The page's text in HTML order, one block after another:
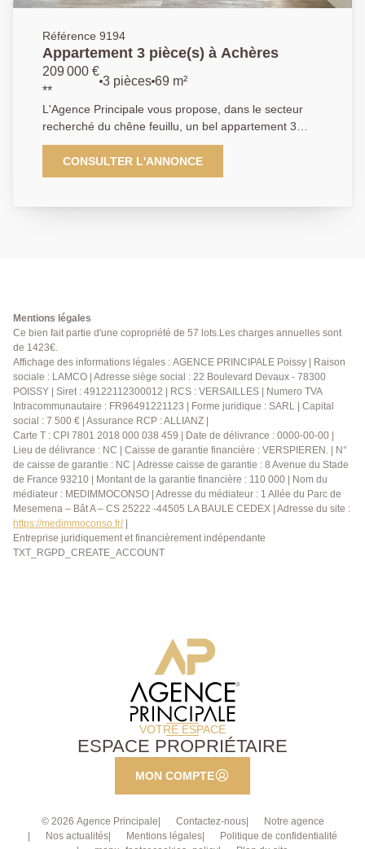
Référence 9194
Appartement 3 pièce(s) à Achères
209 000 €
**
3 pièces 69 m²
L'Agence Principale vous propose, dans le secteur
recherché du chêne feuillu, un bel appartement 3
pièces de 69m² situé au 3? et dernier étage d'une une
résidence familiale et sécurisée. Il se compose d'une
entrée avec rangements, d'un séjour convivial ouvrant
stationnement libres dans la résidence complètent ce
bien. Cet appartement vous offre un cadre de vie
paisible et verdoyant, à proximité des commerces et
des écoles. A visiter sans attendre !!! AGENCE
PRINCIPALE: 01.30.06.69.69 (collaborateur salarié
C.H).
CONSULTER L'ANNONCE
Mentions légales
Ce bien fait partie d'une copropriété de 57 lots.Les charges annuelles sont
de 1423€.
Affichage des informations légales : AGENCE PRINCIPALE Poissy | Raison
sociale : LAMCO | Adresse siège social : 22 Boulevard Devaux - 78300
POISSY | Siret : 49122112300012 | RCS : VERSAILLES | Numero TVA
Intracommunautaire : FR96491221123 | Forme juridique : SARL | Capital
social : 7 500 € | Assurance RCP : ALLIANZ |
Carte T : CPI 7801 2018 000 038 459 | Date de délivrance : 0000-00-00 |
Lieu de délivrance : NC | Caisse de garantie financière : VERSPIEREN. | N°
de caisse de garantie : NC | Adresse caisse de garantie : 8 Avenue du Stade
de France 93210 | Montant de la garantie financière : 110 000 | Nom du
médiateur : MEDIMMOCONSO | Adresse du médiateur : 1 Allée du Parc de
Mesemena – Bât A – CS 25222 -44505 LA BAULE CEDEX | Adresse du site :
https://medimmoconso.fr/|
Entreprise juridiquement et financièrement indépendante
TXT_RGPD_CREATE_ACCOUNT
VOTRE ESPACE
ESPACE PROPRIÉTAIRE
MON COMPTE
© 2026 Agence Principale Contactez-nous
Notre agence
Nos actualités
Mentions légales
Politique de confidentialité